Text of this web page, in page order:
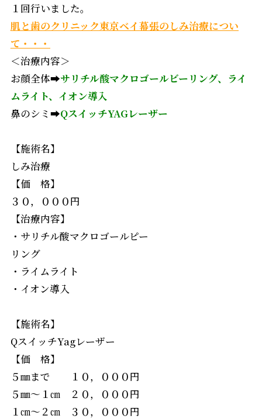
１回行いました。
肌と歯のクリニック東京ベイ幕張のしみ治療につい
て・・・
＜治療内容＞
お顔全体➡サリチル酸マクロゴールビーリング、ライ
ムライト、イオン導入
鼻のシミ➡QスイッチYAGレーザー
【施術名】
しみ治療
【価 格】
３０，０００円
【治療内容】
・サリチル酸マクロゴールピー
リング
・ライムライト
・イオン導入
【施術名】
QスイッチYagレーザー
【価 格】
５㎜まで １０，０００円
５㎜～１㎝ ２０，０００円
１㎝～２㎝ ３０，０００円